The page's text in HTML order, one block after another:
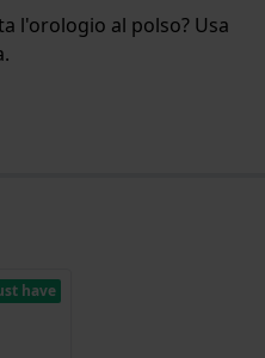
l'orologio al polso? Usa
have